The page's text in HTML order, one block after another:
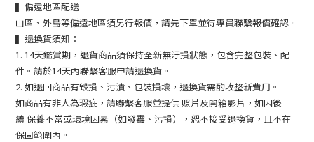
▍偏遠地區配送
山區、外島等偏遠地區須另行報價，請先下單並待專員聯繫報價確認。
▍退換貨須知：
1. 14天鑑賞期，退貨商品須保持全新無汙損狀態，包含完整包裝、配
件。請於14天內聯繫客服申請退換貨。
2. 如退回商品有毀損、污漬、包裝損壞，退換貨需酌收整新費用。
如商品有非人為瑕疵，請聯繫客服並提供 照片及開箱影片，如因後
續 保養不當或環境因素（如發霉、污損），恕不接受退換貨，且不在
保固範圍內。